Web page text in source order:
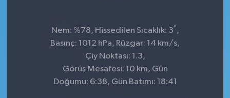
Nem: %78, Hissedilen Sıcaklık: 3° ,
Basınç: 1012 hPa, Rüzgar: 14 km/s,
Çiy Noktası: 1.3,
Görüş Mesafesi: 10 km, Gün
Doğumu: 6:38, Gün Batımı: 18:41